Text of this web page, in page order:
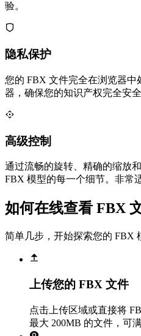
验。
隐私保护
您的 FBX 文件完全在浏览器中
器，确保您的知识产权完全安全
高级控制
通过流畅的旋转、精确的缩放
FBX 模型的每一个细节。非常
如何在线查看 FBX
简单几步，开始探索您的 FBX
上传您的 FBX 文件
点击上传区域或直接将
最大 200MB 的文件，可